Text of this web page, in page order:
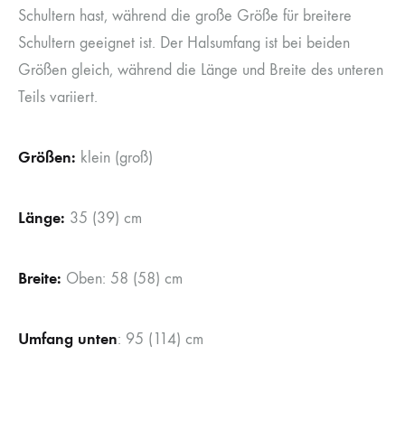
Schultern hast, während die große Größe für breitere
Schultern geeignet ist. Der Halsumfang ist bei beiden
Größen gleich, während die Länge und Breite des unteren
Teils variiert.
Größen: klein (groß)
Länge: 35 (39) cm
Breite: Oben: 58 (58) cm
Umfang unten: 95 (114) cm